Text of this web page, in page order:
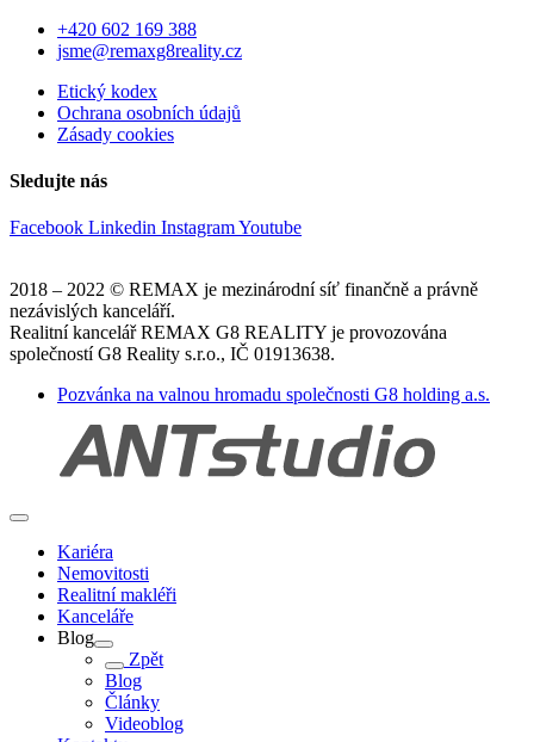
+420 602 169 388
jsme@remaxg8reality.cz
Etický kodex
Ochrana osobních údajů
Zásady cookies
Sledujte nás
Facebook Linkedin InstagramYoutube
2018 – 2022 © REMAX je mezinárodní síť finančně a právně
nezávislých kanceláří.
Realitní kancelář REMAX G8 REALITY je provozována
společností G8 Reality s.r.o., IČ 01913638.
Pozvánka na valnou hromadu společnosti G8 holding a.s.
Kariéra
Nemovitosti
Realitní makléři
Kanceláře
Blog
Zpět
Blog
Články
Videoblog